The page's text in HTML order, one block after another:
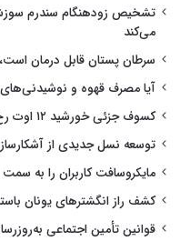
تشخیص زودهنگام سندرم
می‌کند
سرطان پستان قابل درمان
آیا مصرف قهوه و
کسوف جزئی خورشید ۱۲ اوت رخ می‌دهد
توسعه نسل جدیدی از
مایکروسافت کاربران را به
کشف راز انگشترهای یونان
قوانین تأمین اجتماعی